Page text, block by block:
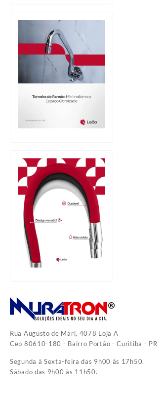
Rua Augusto de Mari, 4078 Loja A
Cep 80610-180 - Bairro Portão - Curitiba - PR
Segunda à Sexta-feira das 9h00 às 17h50.
Sábado das 9h00 às 11h50.